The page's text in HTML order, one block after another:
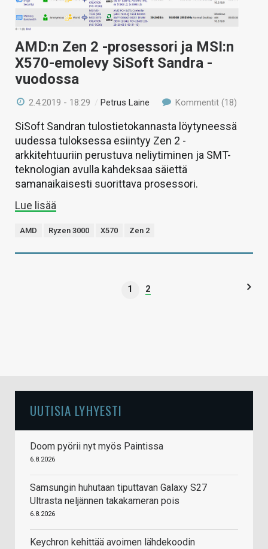
AMD:n Zen 2 -prosessori ja MSI:n
X570-emolevy SiSoft Sandra -
vuodossa
2.4.2019 - 18:29 /Petrus Laine Kommentit (18)
SiSoft Sandran tulostietokannasta löytyneessä
uudessa tuloksessa esiintyy Zen 2 -
arkkitehtuuriin perustuva neliytiminen ja SMT-
teknologian avulla kahdeksaa säiettä
samanaikaisesti suorittava prosessori.
Lue lisää
AMD Ryzen 3000 X570 Zen 2
1 2
UUTISIA LYHYESTI
Doom pyörii nyt myös Paintissa
6.8.2026
Samsungin huhutaan tiputtavan Galaxy S27
Ultrasta neljännen takakameran pois
6.8.2026
Keychron kehittää avoimen lähdekoodin